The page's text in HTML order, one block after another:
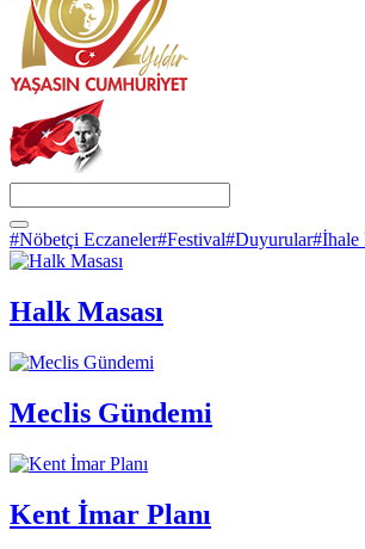
#Nöbetçi Eczaneler#Festival#Duyurular#İhale
Halk Masası
Meclis Gündemi
Kent İmar Planı